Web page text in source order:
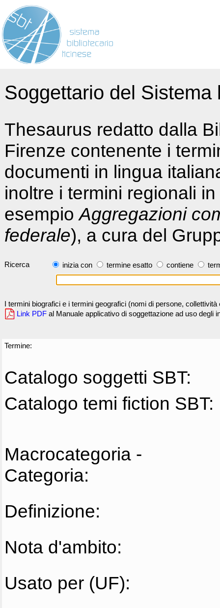
Soggettario del
Thesaurus redatto dalla
Firenze contenente i
documenti in lingua
inoltre i termini regionali
esempioAggregazioni
federale), a cura del
Ricerca inizia con termine esatto contiene
I termini biografici e i termini geografici (nomi di persone,
Link PDF al Manuale applicativo di soggettazione ad uso degli
Termine:
Catalogo soggetti SBT:
Catalogo temi fiction SBT:
Macrocategoria -
Categoria:
Definizione:
Nota d'ambito:
Usato per (UF):